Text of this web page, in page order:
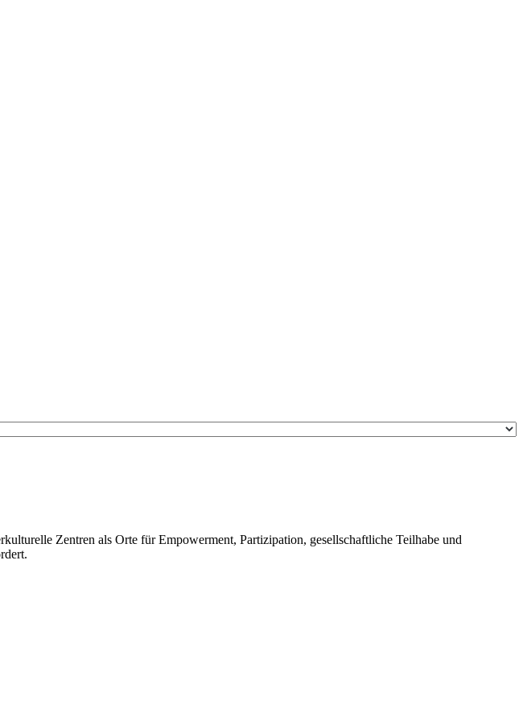
Zentren als Orte für Empowerment, Partizipation, gesellschaftliche Teilhabe und